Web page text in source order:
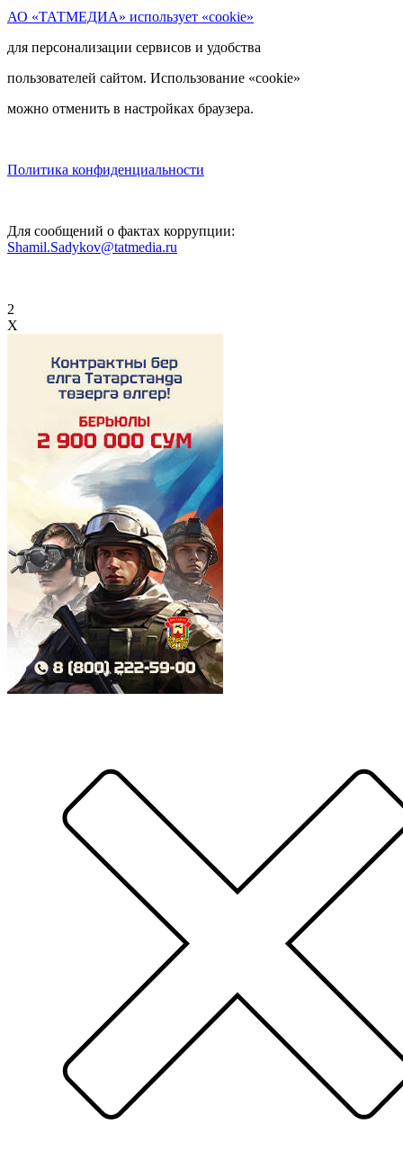
АО «ТАТМЕДИА» использует «cookie»
для персонализации сервисов и удобства
пользователей сайтом. Использование «cookie»
можно отменить в настройках браузера.
Политика конфиденциальности
Для сообщений о фактах коррупции:
Shamil.Sadykov@tatmedia.ru
2
X